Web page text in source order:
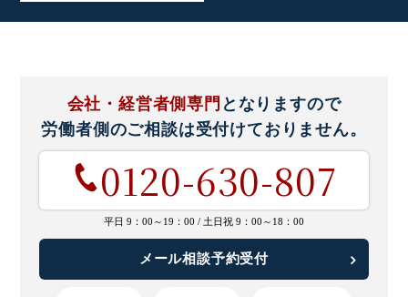
会社・経営者側専門 となりますので
労働者側のご相談は受付けておりません。
0120-630-807
平日 9：00～19：00 / 土日祝 9：00～18：00
メール相談予約受付